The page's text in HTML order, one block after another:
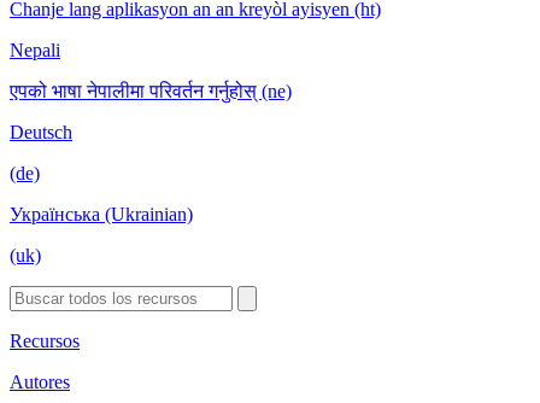
Chanje lang aplikasyon an an kreyòl ayisyen (ht)
Nepali
एपको भाषा नेपालीमा परिवर्तन गर्नुहोस् (ne)
Deutsch
(de)
Українська (Ukrainian)
(uk)
Recursos
Autores